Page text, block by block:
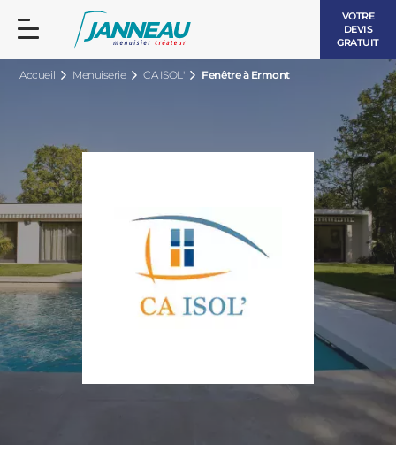
VOTRE
DEVIS
GRATUIT
Accueil Menuiserie CA ISOL' Fenêtre à Ermont
FENÊTRES ET PORTES-FENÊTRES
BOIS
BAIES VITRÉES
PORTES D’ENTRÉE
LES CONTEMPORAINES
LES INTEMPORELLES
VOLETS ROULANTS
PERGOLAS